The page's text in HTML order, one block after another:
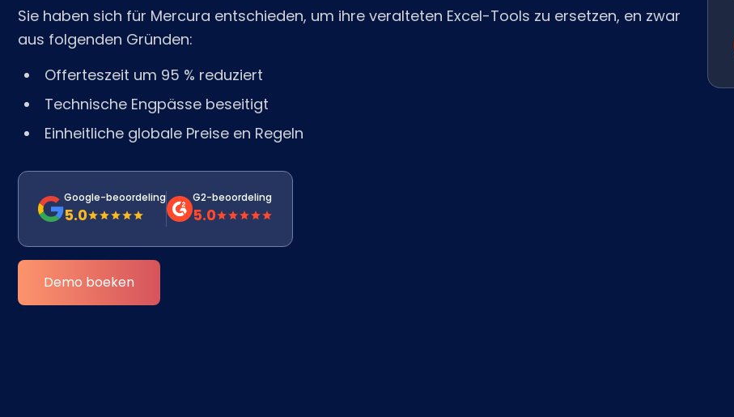
Sie haben sich für Mercura entschieden, um ihre veralteten Excel-Tools zu ersetzen, en zwar
aus folgenden Gründen:
Offerteszeit um 95 % reduziert
Technische Engpässe beseitigt
Einheitliche globale Preise en Regeln
Google-beoordeling
5.0
G2-beoordeling
5.0
Demo boeken